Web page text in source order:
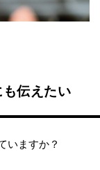
伝えたい
いますか？